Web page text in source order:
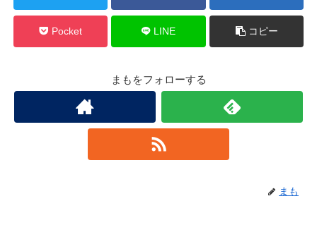
Pocket LINE コピー
まもをフォローする
まも